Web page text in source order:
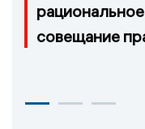
совещание